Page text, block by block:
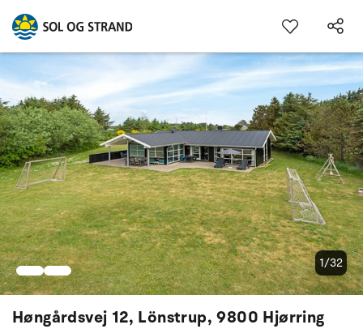
Høngårdsvej 12, Lönstrup, 9800 Hjørring
1/32